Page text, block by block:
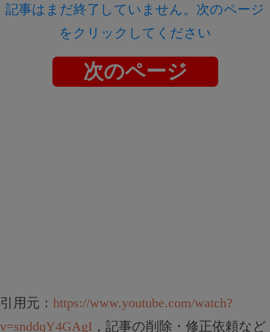
記事はまだ終了していません。次のページ
をクリックしてください
次のページ
引用元： https://www.youtube.com/watch?
v=snddqY4GAgI ，記事の削除・修正依頼など